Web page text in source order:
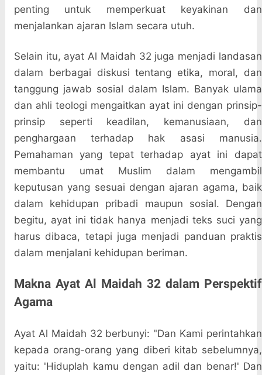
penting untuk memperkuat keyakinan dan
menjalankan ajaran Islam secara utuh.
Selain itu, ayat Al Maidah 32 juga menjadi landasan
dalam berbagai diskusi tentang etika, moral, dan
tanggung jawab sosial dalam Islam. Banyak ulama
dan ahli teologi mengaitkan ayat ini dengan prinsip-
prinsip seperti keadilan, kemanusiaan, dan
penghargaan terhadap hak asasi manusia.
Pemahaman yang tepat terhadap ayat ini dapat
membantu umat Muslim dalam mengambil
keputusan yang sesuai dengan ajaran agama, baik
dalam kehidupan pribadi maupun sosial. Dengan
begitu, ayat ini tidak hanya menjadi teks suci yang
harus dibaca, tetapi juga menjadi panduan praktis
dalam menjalani kehidupan beriman.
Makna Ayat Al Maidah 32 dalam Perspektif
Agama
Ayat Al Maidah 32 berbunyi: "Dan Kami perintahkan
kepada orang-orang yang diberi kitab sebelumnya,
yaitu: 'Hiduplah kamu dengan adil dan benar!' Dan